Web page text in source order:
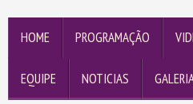
HOME PROGRAMAÇÃO
EQUIPE NOTICIAS